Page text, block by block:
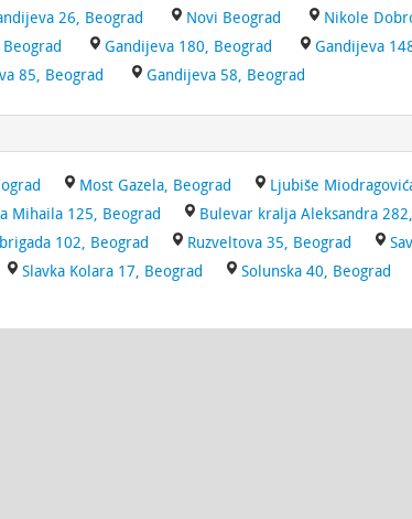
26, Beograd Novi Beograd Nikole
Gandijeva 180, Beograd
Gandijeva
85, Beograd Gandijeva 58, Beograd
Most Gazela, Beograd Ljubiše
Mihaila 125, Beograd Bulevar kralja Aleksandra
102, Beograd Ruzveltova 35, Beograd
Slavka Kolara 17, Beograd Solunska 40, Beograd